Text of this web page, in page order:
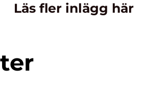
Läs fler inlägg här